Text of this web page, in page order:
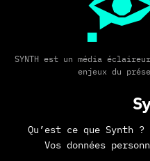
SYNTH est un média
enjeux du
Qu’est ce que Synth ?
Vos données